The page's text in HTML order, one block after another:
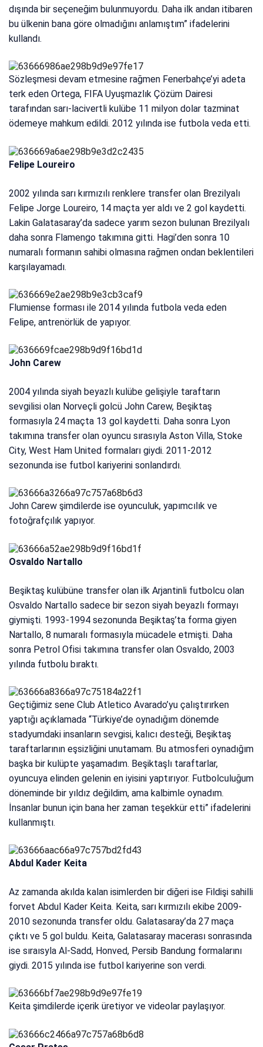
dışında bir seçeneğim bulunmuyordu. Daha ilk andan itibaren
bu ülkenin bana göre olmadığını anlamıştım” ifadelerini
kullandı.
Sözleşmesi devam etmesine rağmen Fenerbahçe’yi adeta
terk eden Ortega, FIFA Uyuşmazlık Çözüm Dairesi
tarafından sarı-lacivertli kulübe 11 milyon dolar tazminat
ödemeye mahkum edildi. 2012 yılında ise futbola veda etti.
Felipe Loureiro
2002 yılında sarı kırmızılı renklere transfer olan Brezilyalı
Felipe Jorge Loureiro, 14 maçta yer aldı ve 2 gol kaydetti.
Lakin Galatasaray’da sadece yarım sezon bulunan Brezilyalı
daha sonra Flamengo takımına gitti. Hagi’den sonra 10
numaralı formanın sahibi olmasına rağmen ondan beklentileri
karşılayamadı.
Flumiense forması ile 2014 yılında futbola veda eden
Felipe, antrenörlük de yapıyor.
John Carew
2004 yılında siyah beyazlı kulübe gelişiyle taraftarın
sevgilisi olan Norveçli golcü John Carew, Beşiktaş
formasıyla 24 maçta 13 gol kaydetti. Daha sonra Lyon
takımına transfer olan oyuncu sırasıyla Aston Villa, Stoke
City, West Ham United formaları giydi. 2011-2012
sezonunda ise futbol kariyerini sonlandırdı.
John Carew şimdilerde ise oyunculuk, yapımcılık ve
fotoğrafçılık yapıyor.
Osvaldo Nartallo
Beşiktaş kulübüne transfer olan ilk Arjantinli futbolcu olan
Osvaldo Nartallo sadece bir sezon siyah beyazlı formayı
giymişti. 1993-1994 sezonunda Beşiktaş’ta forma giyen
Nartallo, 8 numaralı formasıyla mücadele etmişti. Daha
sonra Petrol Ofisi takımına transfer olan Osvaldo, 2003
yılında futbolu bıraktı.
Geçtiğimiz sene Club Atletico Avarado’yu çalıştırırken
yaptığı açıklamada “Türkiye’de oynadığım dönemde
stadyumdaki insanların sevgisi, kalıcı desteği, Beşiktaş
taraftarlarının eşsizliğini unutamam. Bu atmosferi oynadığım
başka bir kulüpte yaşamadım. Beşiktaşlı taraftarlar,
oyuncuya elinden gelenin en iyisini yaptırıyor. Futbolculuğum
döneminde bir yıldız değildim, ama kalbimle oynadım.
İnsanlar bunun için bana her zaman teşekkür etti” ifadelerini
kullanmıştı.
Abdul Kader Keita
Az zamanda akılda kalan isimlerden bir diğeri ise Fildişi sahilli
forvet Abdul Kader Keita. Keita, sarı kırmızılı ekibe 2009-
2010 sezonunda transfer oldu. Galatasaray’da 27 maça
çıktı ve 5 gol buldu. Keita, Galatasaray macerası sonrasında
ise sıraısyla Al-Sadd, Honved, Persib Bandung formalarını
giydi. 2015 yılında ise futbol kariyerine son verdi.
Keita şimdilerde içerik üretiyor ve videolar paylaşıyor.